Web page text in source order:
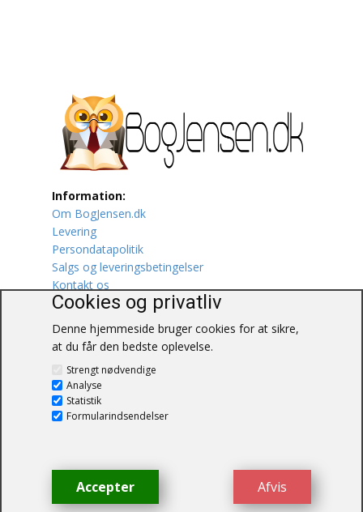
Litteraturhistorie
Lokalhistorie / Topografi
Lystfiskeri
Mad
Musik
Mytologi / Sagn / Sagaer
Naturen
Oldtidskundskab
Information:
Om BogJensen.dk
Levering
Persondatapolitik
Salgs og leveringsbetingelser
Kontakt os
Blåkærvej 25
6052 Viuf
Tlf.:60703190
© BogJensen.dk – Alle rettigheder
forbeholdes.
Cookies og privatliv
Denne hjemmeside bruger cookies for at sikre,
at du får den bedste oplevelse.
Strengt nødvendige
Analyse
Statistik
Formularindsendelser
Afvis
Accepter